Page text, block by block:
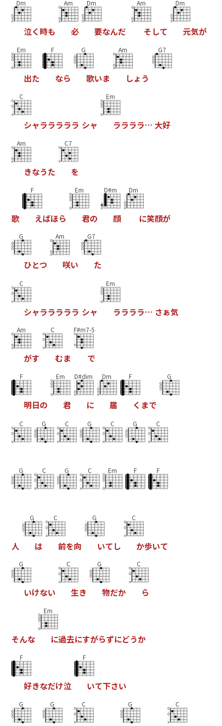
Dm
泣く 時も
Am
必
Dm
要なんだ
Am
そ して
Dm
元気が
Em
出た
F
なら
G
歌いま
Am
しょ う
G7
C
シャラララララ シャ
Em
ララララ… 大好
Am
きなうた
C7
を
歌
F
えばほら
Em
君の
D#m
顔
Dm
に笑顔が
G
ひとつ
Am
咲い
G7
た
C
シャラララララ シャ
Em
ララララ… さぁ気
Am
がす
C
むま
F#m7-5
で
F
明日の
Em
君
D#dim
に
Dm
届
F
く まで
G
C G C G C G C
G C G C Em F F
人
G
は
C
前を向
G
いてし
C
か歩いて
G
いけない
C
生き
G
物だか
C
ら
そんな
Em
に過去にすがらずにどうか
F
好きなだけ泣
F
いて下さい
G G C G C